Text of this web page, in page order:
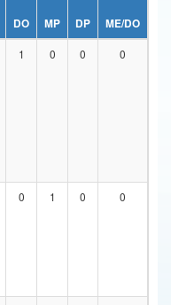
DO MP DP ME/DO
1 0 0 0
0 1 0 0